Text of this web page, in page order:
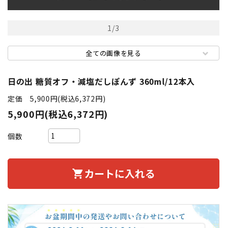
1/3
全ての画像を見る
日の出 糖質オフ・減塩だしぽんず 360ml/12本入
定価 5,900円(税込6,372円)
5,900円(税込6,372円)
個数
shopping_cart カートに入れる